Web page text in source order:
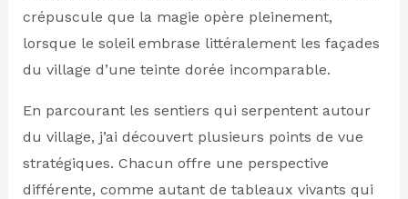
crépuscule que la magie opère pleinement,
lorsque le soleil embrase littéralement les façades
du village d’une teinte dorée incomparable.
En parcourant les sentiers qui serpentent autour
du village, j’ai découvert plusieurs points de vue
stratégiques. Chacun offre une perspective
différente, comme autant de tableaux vivants qui